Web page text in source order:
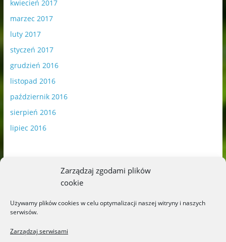
Zarządzaj zgodami plików
cookie
Używamy plików cookies w celu optymalizacji naszej witryny i naszych
serwisów.
Zarządzaj serwisami
kwiecień 2017
marzec 2017
luty 2017
styczeń 2017
grudzień 2016
listopad 2016
październik 2016
sierpień 2016
lipiec 2016